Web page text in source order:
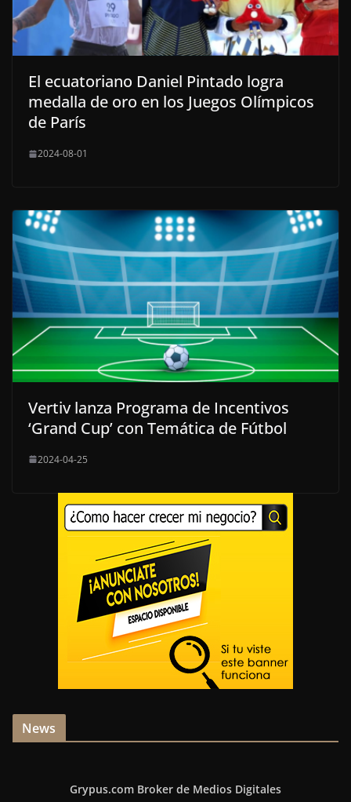
El ecuatoriano Daniel Pintado logra
medalla de oro en los Juegos Olímpicos
de París
2024-08-01
Vertiv lanza Programa de Incentivos
‘Grand Cup’ con Temática de Fútbol
2024-04-25
News
Grypus.com Broker de Medios Digitales